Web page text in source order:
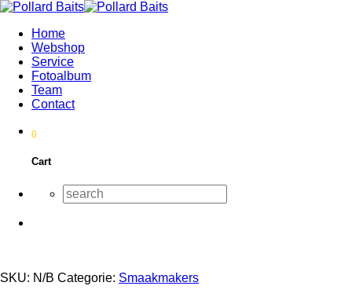
Home
Webshop
Service
Fotoalbum
Team
Contact
0
Cart
SKU: N/B Categorie: Smaakmakers